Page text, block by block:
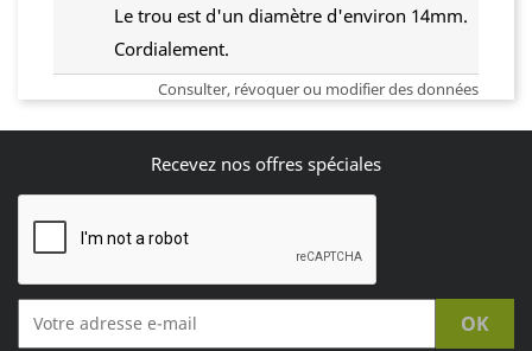
Le trou est d'un diamètre d'environ 14mm.
Cordialement.
Consulter, révoquer ou modifier des données
Recevez nos offres spéciales